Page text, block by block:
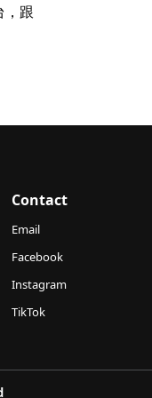
，跟
Contact
Email
Facebook
Instagram
TikTok